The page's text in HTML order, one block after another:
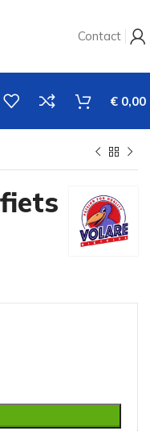
Contact
€ 0,00